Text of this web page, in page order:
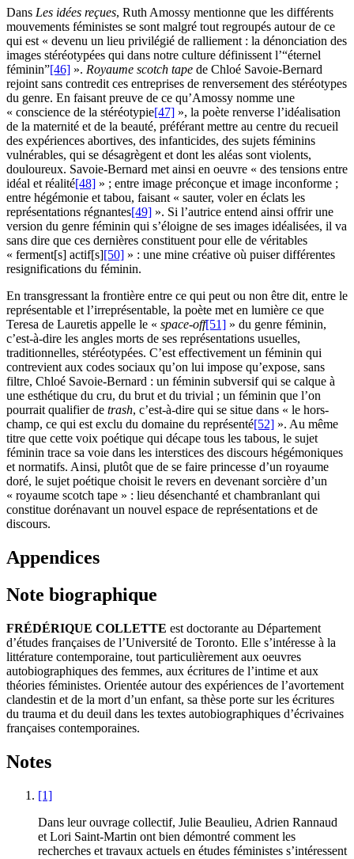
Dans Les idées reçues, Ruth Amossy mentionne que les différents
mouvements féministes se sont malgré tout regroupés autour de ce
qui est « devenu un lieu privilégié de ralliement : la dénonciation des
images stéréotypées qui dans notre culture définissent l’“éternel
féminin”[46] ». Royaume scotch tape de Chloé Savoie-Bernard
rejoint sans contredit ces entreprises de renversement des stéréotypes
du genre. En faisant preuve de ce qu’Amossy nomme une
« conscience de la stéréotypie[47] », la poète renverse l’idéalisation
de la maternité et de la beauté, préférant mettre au centre du recueil
des expériences abortives, des infanticides, des sujets féminins
vulnérables, qui se désagrègent et dont les aléas sont violents,
douloureux. Savoie-Bernard met ainsi en oeuvre « des tensions entre
idéal et réalité[48] » ; entre image préconçue et image inconforme ;
entre hégémonie et tabou, faisant « sauter, voler en éclats les
représentations régnantes[49] ». Si l’autrice entend ainsi offrir une
version du genre féminin qui s’éloigne de ses images idéalisées, il va
sans dire que ces dernières constituent pour elle de véritables
« ferment[s] actif[s][50] » : une mine créative où puiser différentes
resignifications du féminin.
En transgressant la frontière entre ce qui peut ou non être dit, entre le
représentable et l’irreprésentable, la poète met en lumière ce que
Teresa de Lauretis appelle le « space-off[51] » du genre féminin,
c’est-à-dire les angles morts de ses représentations usuelles,
traditionnelles, stéréotypées. C’est effectivement un féminin qui
contrevient aux codes sociaux qu’on lui impose qu’expose, sans
filtre, Chloé Savoie-Bernard : un féminin subversif qui se calque à
une esthétique du cru, du brut et du trivial ; un féminin que l’on
pourrait qualifier de trash, c’est-à-dire qui se situe dans « le hors-
champ, ce qui est exclu du domaine du représenté[52] ». Au même
titre que cette voix poétique qui décape tous les tabous, le sujet
féminin trace sa voie dans les interstices des discours hégémoniques
et normatifs. Ainsi, plutôt que de se faire princesse d’un royaume
doré, le sujet poétique choisit le revers en devenant sorcière d’un
« royaume scotch tape » : lieu désenchanté et chambranlant qui
constitue dorénavant un nouvel espace de représentations et de
discours.
Appendices
Note biographique
FRÉDÉRIQUE COLLETTE est doctorante au Département
d’études françaises de l’Université de Toronto. Elle s’intéresse à la
littérature contemporaine, tout particulièrement aux oeuvres
autobiographiques des femmes, aux écritures de l’intime et aux
théories féministes. Orientée autour des expériences de l’avortement
clandestin et de la mort d’un enfant, sa thèse porte sur les écritures
du trauma et du deuil dans les textes autobiographiques d’écrivaines
françaises contemporaines.
Notes
[1]
Dans leur ouvrage collectif, Julie Beaulieu, Adrien Rannaud
et Lori Saint-Martin ont bien démontré comment les
recherches et travaux actuels en études féministes s’intéressent